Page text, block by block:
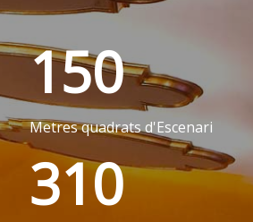
150
Metres quadrats d'Escenari
310